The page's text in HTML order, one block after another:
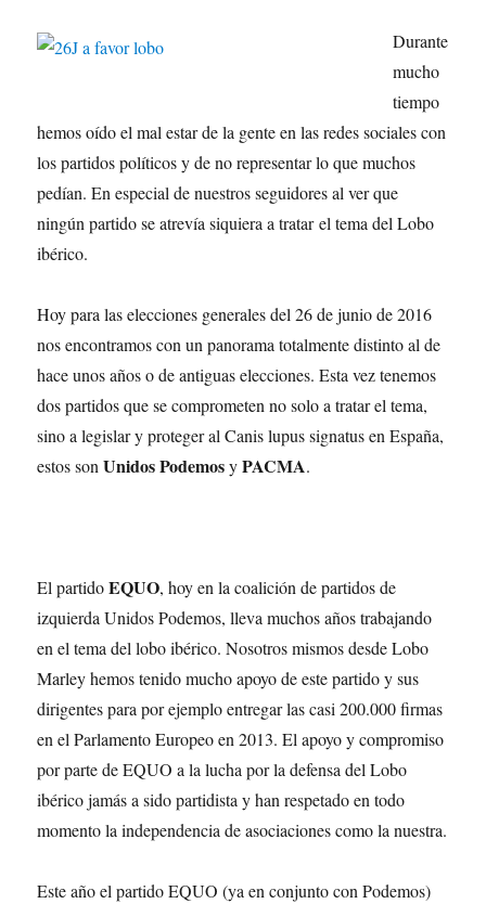
Durante
mucho
tiempo
hemos oído el mal estar de la gente en las redes sociales con
los partidos políticos y de no representar lo que muchos
pedían. En especial de nuestros seguidores al ver que
ningún partido se atrevía siquiera a tratar el tema del Lobo
ibérico.
Hoy para las elecciones generales del 26 de junio de 2016
nos encontramos con un panorama totalmente distinto al de
hace unos años o de antiguas elecciones. Esta vez tenemos
dos partidos que se comprometen no solo a tratar el tema,
sino a legislar y proteger al Canis lupus signatus en España,
estos sonUnidos PodemosyPACMA.
El partidoEQUO, hoy en la coalición de partidos de
izquierda Unidos Podemos, lleva muchos años trabajando
en el tema del lobo ibérico. Nosotros mismos desde Lobo
Marley hemos tenido mucho apoyo de este partido y sus
dirigentes para por ejemplo entregar las casi 200.000 firmas
en el Parlamento Europeo en 2013. El apoyo y compromiso
por parte de EQUO a la lucha por la defensa del Lobo
ibérico jamás a sido partidista y han respetado en todo
momento la independencia de asociaciones como la nuestra.
Este año el partido EQUO (ya en conjunto con Podemos)